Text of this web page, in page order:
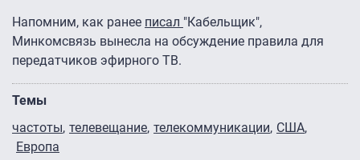
Напомним, как ранее писал "Кабельщик",
Минкомсвязь вынесла на обсуждение правила для
передатчиков эфирного ТВ.
Темы
частоты телевещание телекоммуникации США
Европа